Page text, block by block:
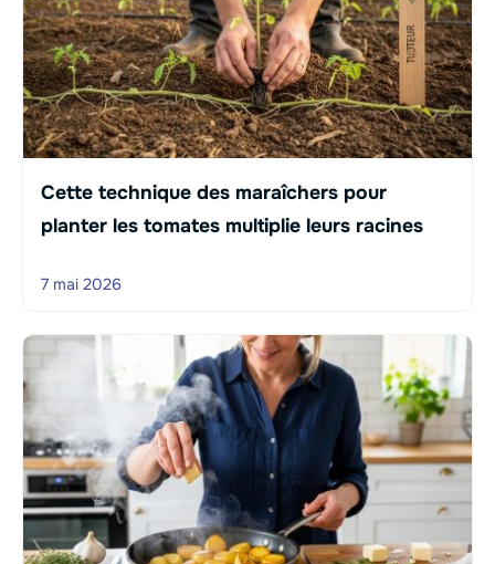
Cette technique des maraîchers pour
planter les tomates multiplie leurs racines
7 mai 2026